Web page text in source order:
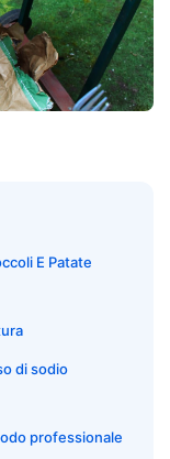
E Patate
di sodio
professionale